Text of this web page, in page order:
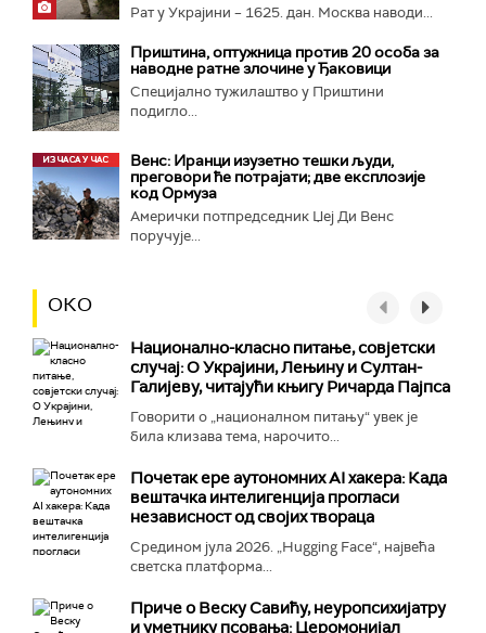
Рат у Украјини – 1625. дан. Москва наводи...
Приштина, оптужница против 20 особа за
наводне ратне злочине у Ђаковици
Специјално тужилаштво у Приштини
подигло...
Венс: Иранци изузетно тешки људи,
преговори ће потрајати; две експлозије
код Ормуза
Амерички потпредседник Џеј Ди Венс
поручује...
ОКО
Национално-класнo питање, совјетски
случај: О Украјини, Лењину и Султан-
Галијеву, читајући књигу Ричарда Пајпса
Говорити о „националном питању“ увек је
била клизава тема, нарочито...
Почетак ере аутономних AI хакера: Када
вештачка интелигенција прогласи
независност од својих твораца
Средином јула 2026. „Hugging Face“, највећа
светска платформа...
Приче о Веску Савићу, неуропсихијатру
и уметнику псовања: Церомонијал